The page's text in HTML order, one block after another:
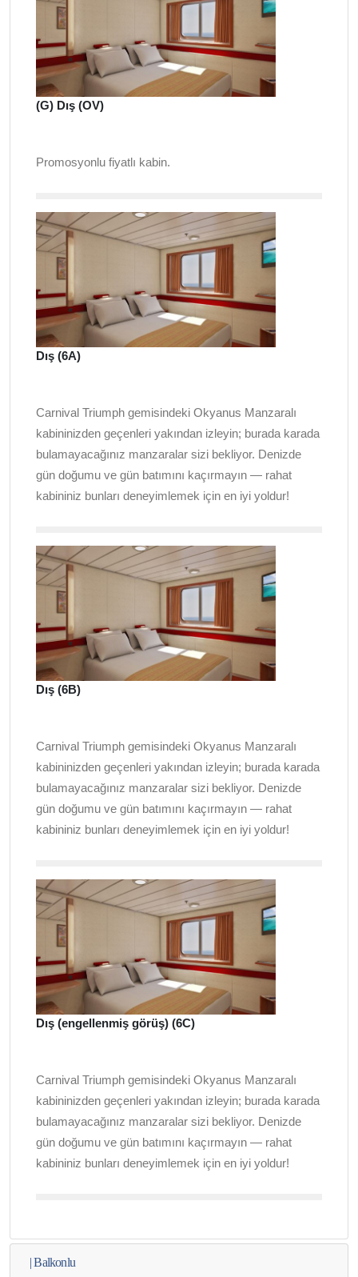
(G) Dış (OV)
Promosyonlu fiyatlı kabin.
Dış (6A)
Carnival Triumph gemisindeki Okyanus Manzaralı
kabininizden geçenleri yakından izleyin; burada karada
bulamayacağınız manzaralar sizi bekliyor. Denizde
gün doğumu ve gün batımını kaçırmayın — rahat
kabininiz bunları deneyimlemek için en iyi yoldur!
Dış (6B)
Carnival Triumph gemisindeki Okyanus Manzaralı
kabininizden geçenleri yakından izleyin; burada karada
bulamayacağınız manzaralar sizi bekliyor. Denizde
gün doğumu ve gün batımını kaçırmayın — rahat
kabininiz bunları deneyimlemek için en iyi yoldur!
Dış (engellenmiş görüş) (6C)
Carnival Triumph gemisindeki Okyanus Manzaralı
kabininizden geçenleri yakından izleyin; burada karada
bulamayacağınız manzaralar sizi bekliyor. Denizde
gün doğumu ve gün batımını kaçırmayın — rahat
kabininiz bunları deneyimlemek için en iyi yoldur!
|Balkonlu